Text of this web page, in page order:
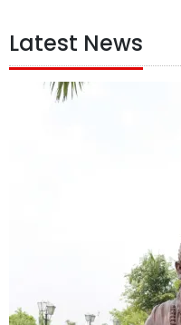
Latest News